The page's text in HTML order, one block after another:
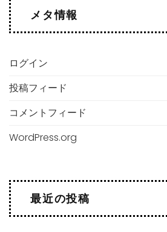
メタ情報
ログイン
投稿フィード
コメントフィード
WordPress.org
最近の投稿